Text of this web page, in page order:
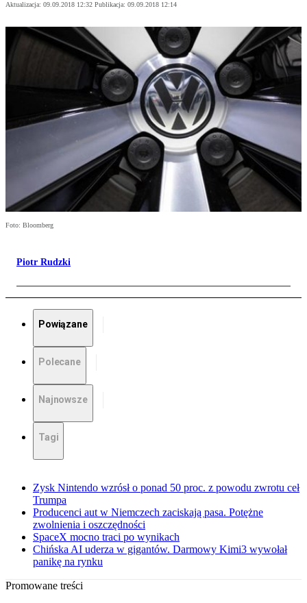
Aktualizacja: 09.09.2018 12:32 Publikacja: 09.09.2018 12:14
Foto: Bloomberg
Piotr Rudzki
Powiązane
Polecane
Najnowsze
Tagi
Zysk Nintendo wzrósł o ponad 50 proc. z powodu zwrotu ceł
Trumpa
Producenci aut w Niemczech zaciskają pasa. Potężne
zwolnienia i oszczędności
SpaceX mocno traci po wynikach
Chińska AI uderza w gigantów. Darmowy Kimi3 wywołał
panikę na rynku
Promowane treści